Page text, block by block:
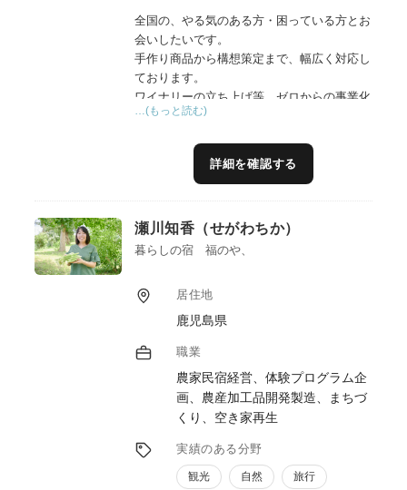
全国の、やる気のある方・困っている方とお
会いしたいです。
手作り商品から構想策定まで、幅広く対応し
ております。
ワイナリーの立ち上げ等、ゼロからの事業化
経験がありますので、地域資源の活用・連携
地域の想い、民間の利益、行政の使命——地
域の三者の異なる立場を丁寧に汲み取り、自
しています。
また、「６次産業化」と「６次商品化」は異
題を解決することはできません。地域づくり
の独自ノウハウを融合し、農林漁業にとどま
らない多様な業種の連携アイデアを採り入れ
た商品・サービス開発のほか、開発後の具体
的進めかた、そしてどのようにして地域課題
を解決していくのか、等具体的な支援をさせ
ていただきます。
…(もっと読む)
詳細を確認する
瀬川知香（せがわちか）
暮らしの宿 福のや、
居住地
鹿児島県
職業
農家民宿経営、体験プログラム企
画、農産加工品開発製造、まちづ
くり、空き家再生
実績のある分野
観光 自然 旅行